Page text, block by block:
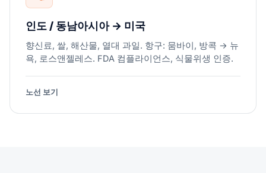
인도 / 동남아시아 → 미국
향신료, 쌀, 해산물, 열대 과일. 항구: 뭄바이, 방콕 → 뉴
욕, 로스앤젤레스. FDA 컴플라이언스, 식물위생 인증.
노선 보기